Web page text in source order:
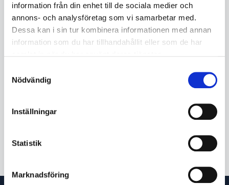
information från din enhet till de sociala medier och
annons- och analysföretag som vi samarbetar med.
Dessa kan i sin tur kombinera informationen med annan
information som du har tillhandahållit eller som de har
Nödvändig
Inställningar
Statistik
Marknadsföring
Beskrivning
Hjul för många användningsområden, gradning av
driv/kolvstänger, turbinblad, platta stansade delar,
kugghjul, tryckformade och gjutna delar samt gjutfogar.
Non-woven strukturen motverkar igensättning och håller
arbetstemperaturen låg, vilket minskar risken för
Framtaget för lätta gradningsoperationer samtidigt som du får en
förvränga arbetsstycket.
Metallbearbetning
Varumärke